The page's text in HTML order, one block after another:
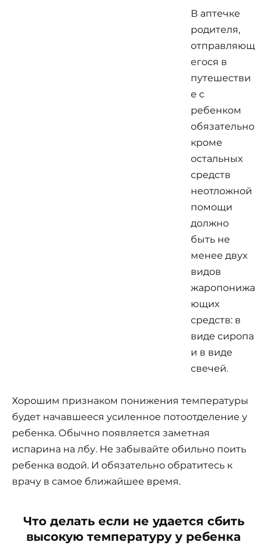
В аптечке
родителя,
отправляющ
егося в
путешестви
е с
ребенком
обязательно
кроме
остальных
средств
неотложной
помощи
должно
быть не
менее двух
видов
жаропонижа
ющих
средств: в
виде сиропа
и в виде
свечей.
Хорошим признаком понижения температуры
будет начавшееся усиленное потоотделение у
ребенка. Обычно появляется заметная
испарина на лбу. Не забывайте обильно поить
ребенка водой. И обязательно обратитесь к
врачу в самое ближайшее время.
Что делать если не удается сбить
высокую температуру у ребенка